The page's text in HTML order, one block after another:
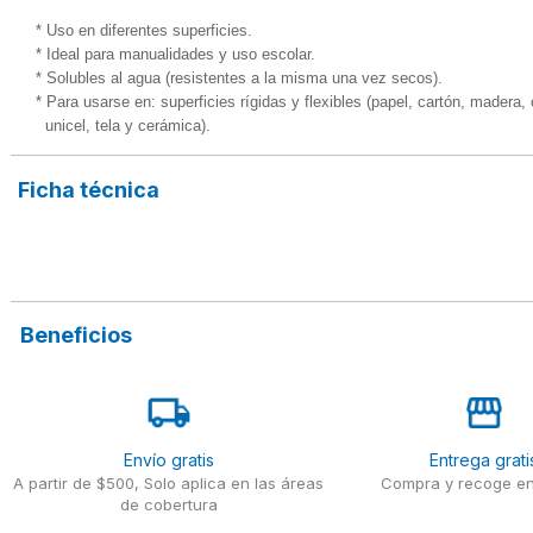
* Uso en diferentes superficies.
* Ideal para manualidades y uso escolar.
* Solubles al agua (resistentes a la misma una vez secos).
* Para usarse en: superficies rígidas y flexibles (papel, cartón,
  unicel, tela y cerámica).
Ficha técnica
Beneficios
Envío gratis
A partir de $500, Solo aplica en las áreas
de cobertura
Entrega
Compra y recoge